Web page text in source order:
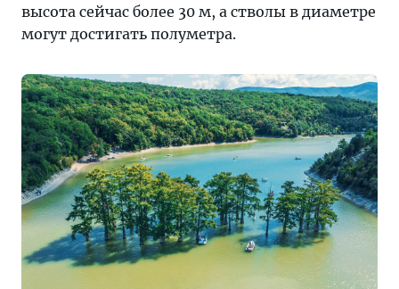
высота сейчас более 30 м, а стволы в диаметре
могут достигать полуметра.